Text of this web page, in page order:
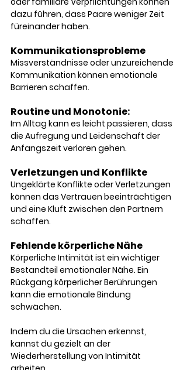
dazu führen, dass Paare weniger Zeit
füreinander haben.
Kommunikationsprobleme
Missverständnisse oder unzureichende
Kommunikation können emotionale
Barrieren schaffen.
Routine und Monotonie:
Im Alltag kann es leicht passieren, dass
die Aufregung und Leidenschaft der
Anfangszeit verloren gehen.
Verletzungen und Konflikte
Ungeklärte Konflikte oder Verletzungen
können das Vertrauen beeinträchtigen
und eine Kluft zwischen den Partnern
schaffen.
Fehlende körperliche Nähe
Körperliche Intimität ist ein wichtiger
Bestandteil emotionaler Nähe. Ein
Rückgang körperlicher Berührungen
kann die emotionale Bindung
schwächen.
Indem du die Ursachen erkennst,
kannst du gezielt an der
Wiederherstellung von Intimität